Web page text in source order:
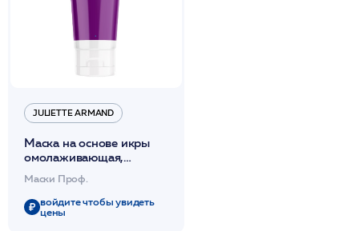
JULIETTE ARMAND
Маска на основе икры
омолаживающая,
Маски Проф.
войдите чтобы увидеть
цены